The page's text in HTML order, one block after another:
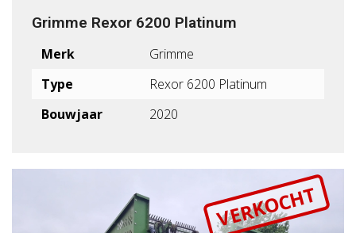
Grimme Rexor 6200 Platinum
Merk
Grimme
Type
Rexor 6200 Platinum
Bouwjaar
2020
VERKOCHT